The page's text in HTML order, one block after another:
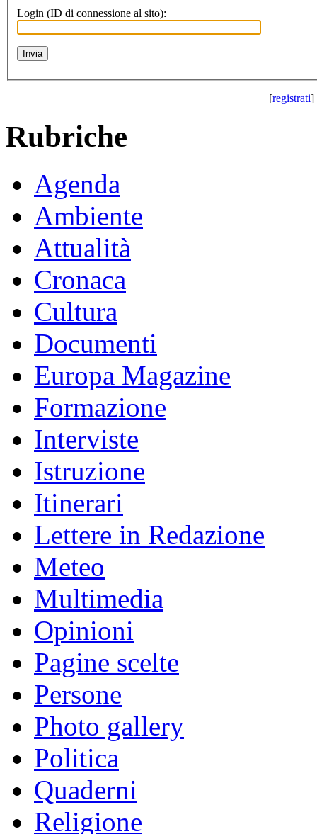
Login (ID di connessione al sito):
[registrati]
Rubriche
Agenda
Ambiente
Attualità
Cronaca
Cultura
Documenti
Europa Magazine
Formazione
Interviste
Istruzione
Itinerari
Lettere in Redazione
Meteo
Multimedia
Opinioni
Pagine scelte
Persone
Photo gallery
Politica
Quaderni
Religione